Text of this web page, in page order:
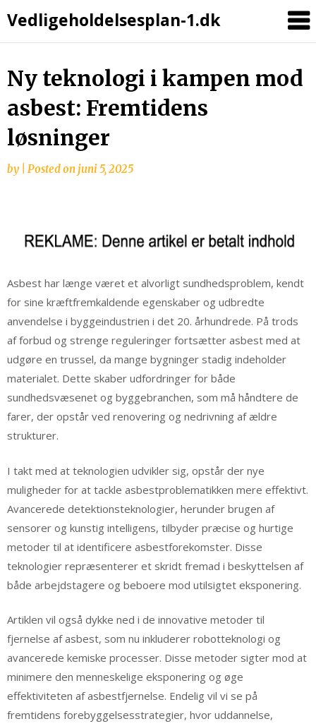
Vedligeholdelsesplan-1.dk
Skip
content
Ny teknologi i kampen mod
asbest: Fremtidens
løsninger
by Posted on juni 5, 2025
Asbest har længe været et alvorligt sundhedsproblem, kendt
for sine kræftfremkaldende egenskaber og udbredte
anvendelse i byggeindustrien i det 20. århundrede. På trods
af forbud og strenge reguleringer fortsætter asbest med at
udgøre en trussel, da mange bygninger stadig indeholder
materialet. Dette skaber udfordringer for både
sundhedsvæsenet og byggebranchen, som må håndtere de
farer, der opstår ved renovering og nedrivning af ældre
strukturer.
I takt med at teknologien udvikler sig, opstår der nye
muligheder for at tackle asbestproblematikken mere effektivt.
Avancerede detektionsteknologier, herunder brugen af
sensorer og kunstig intelligens, tilbyder præcise og hurtige
metoder til at identificere asbestforekomster. Disse
teknologier repræsenterer et skridt fremad i beskyttelsen af
både arbejdstagere og beboere mod utilsigtet eksponering.
Artiklen vil også dykke ned i de innovative metoder til
fjernelse af asbest, som nu inkluderer robotteknologi og
avancerede kemiske processer. Disse metoder sigter mod at
minimere den menneskelige eksponering og øge
effektiviteten af asbestfjernelse. Endelig vil vi se på
fremtidens forebyggelsesstrategier, hvor uddannelse,